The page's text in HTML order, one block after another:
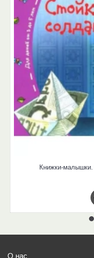
Книжки-малышки.
О нас